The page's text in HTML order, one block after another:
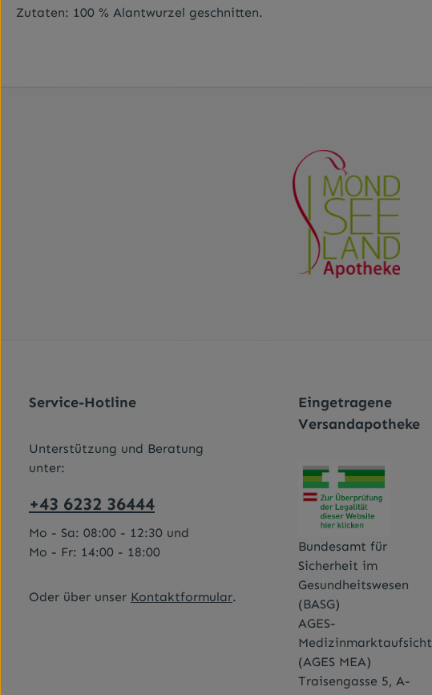
Zutaten: 100 % Alantwurzel geschnitten.
Service-Hotline
Unterstützung und Beratung
unter:
+43 6232 36444
Mo - Sa: 08:00 - 12:30 und
Mo - Fr: 14:00 - 18:00
Oder über unser Kontaktformular.
Eingetragene
Versandapotheke
Bundesamt für
Sicherheit im
Gesundheitswesen
(BASG)
AGES-
Medizinmarktaufsicht
(AGES MEA)
Traisengasse 5, A-